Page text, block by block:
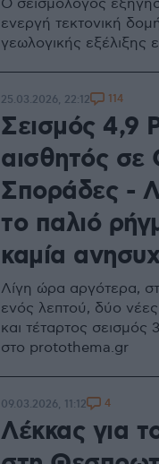
Ο σεισμολόγος
ενεργή τεκτονική
γεωλογικής εξέλιξης
Σεισμός 4,9
αισθητός σε
Σποράδες -
το παλιό
καμία
Λίγη ώρα αργότερα,
ενός λεπτού, δύο νέες
και τέταρτος
στο protothema.gr
25.03.2026, 22:12 114
Λέκκας για
09.03.2026, 11:12 4